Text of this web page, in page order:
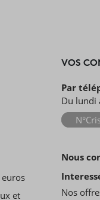
et
VOS
Par
Du lundi
Nous
Nos